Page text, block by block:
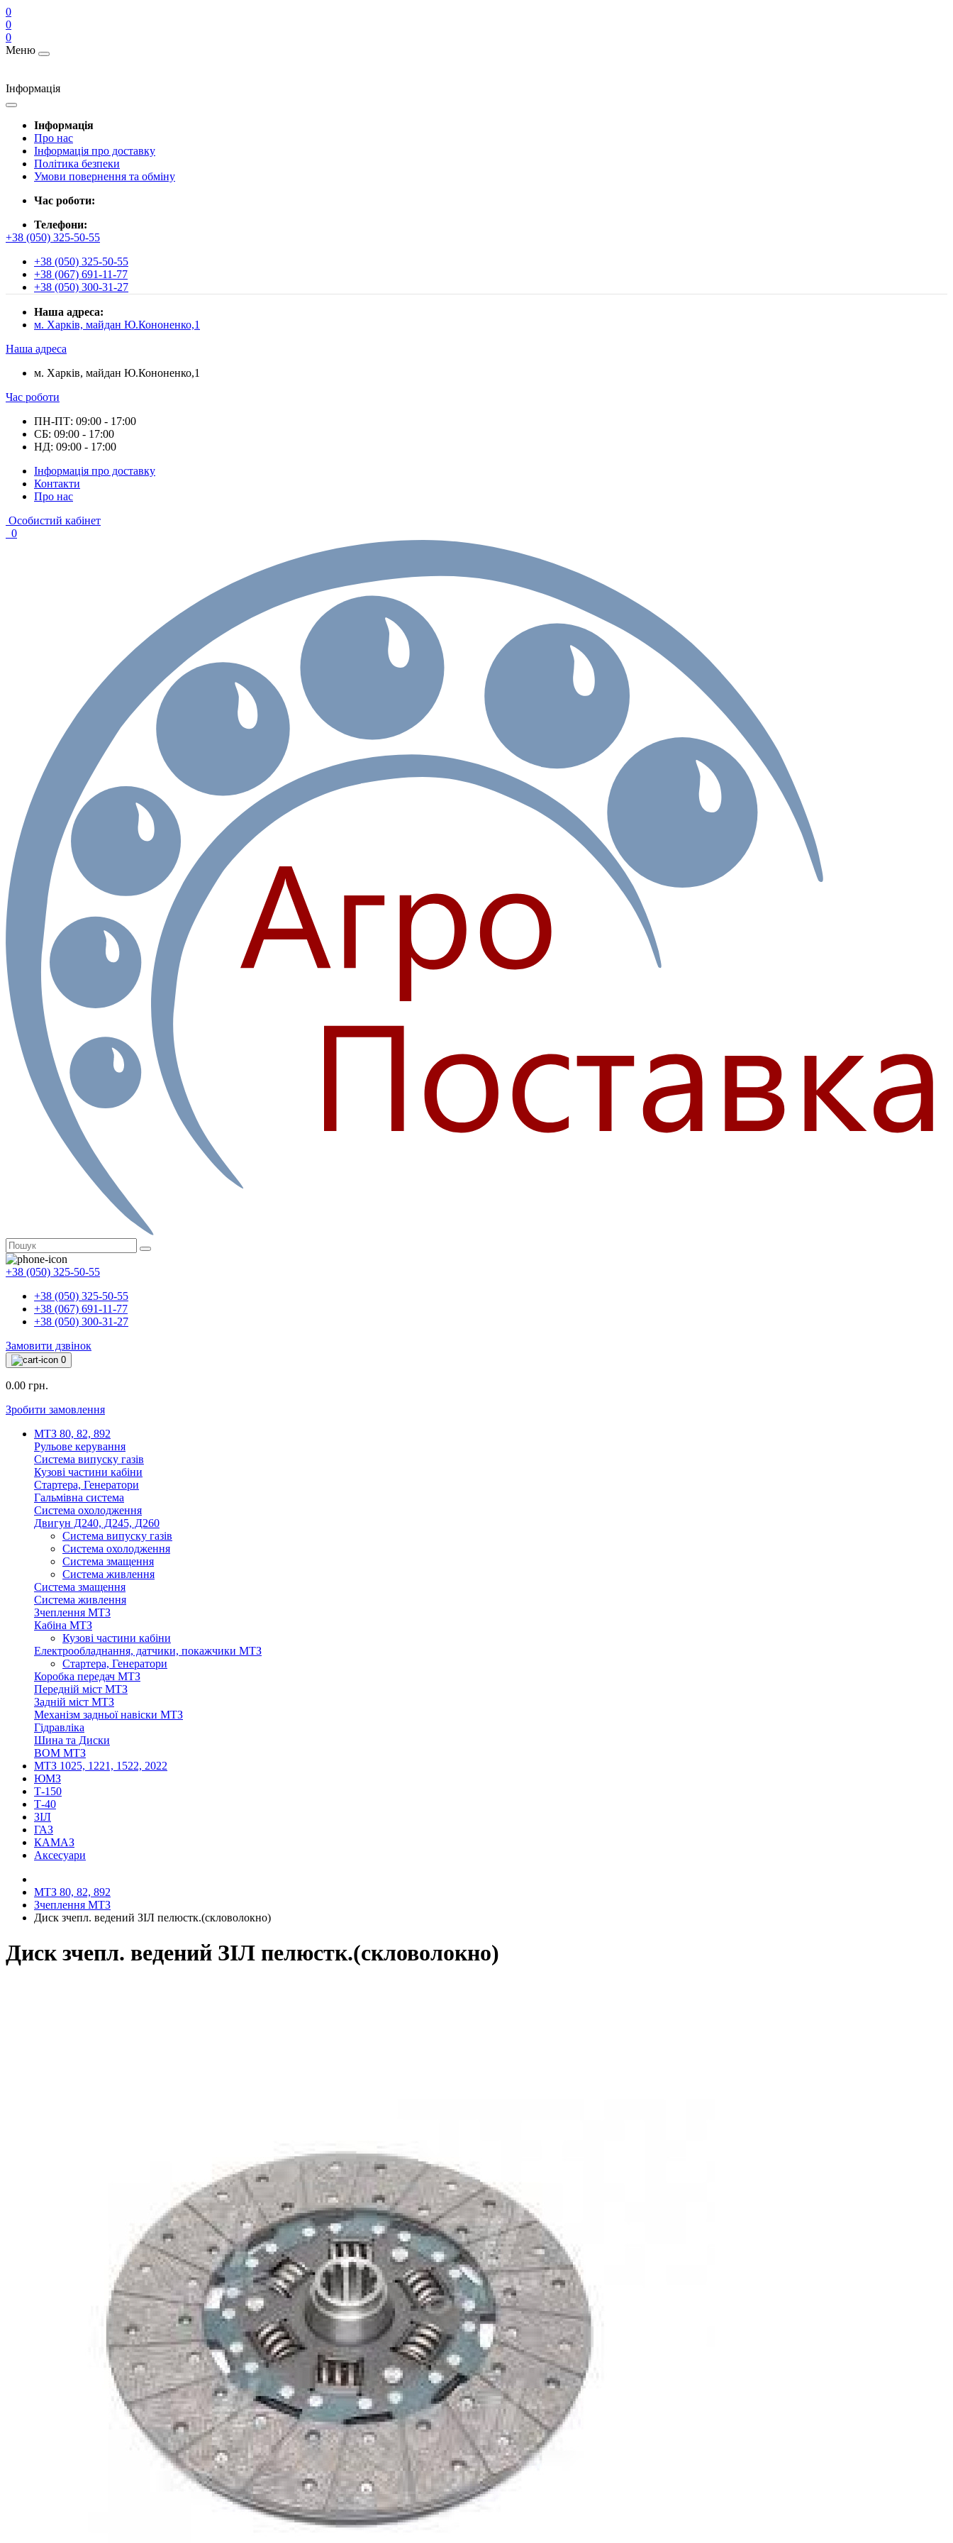
0
0
0
Меню
Інформація
Інформація
Про нас
Інформація про доставку
Політика безпеки
Умови повернення та обміну
Час роботи:
Телефони:
+38 (050) 325-50-55
+38 (050) 325-50-55
+38 (067) 691-11-77
+38 (050) 300-31-27
Наша адреса:
м. Харків, майдан Ю.Кононенко,1
Наша адреса
м. Харків, майдан Ю.Кононенко,1
Час роботи
ПН-ПТ: 09:00 - 17:00
СБ: 09:00 - 17:00
НД: 09:00 - 17:00
Інформація про доставку
Контакти
Про нас
Особистий кабінет
0
+38 (050) 325-50-55
+38 (050) 325-50-55
+38 (067) 691-11-77
+38 (050) 300-31-27
Замовити дзвінок
0
0.00 грн.
Зробити замовлення
МТЗ 80, 82, 892
Рульове керування
Система випуску газів
Кузові частини кабіни
Стартера, Генератори
Гальмівна система
Система охолодження
Двигун Д240, Д245, Д260
Система випуску газів
Система охолодження
Система змащення
Система живлення
Система змащення
Система живлення
Зчеплення МТЗ
Кабіна МТЗ
Кузові частини кабіни
Електрообладнання, датчики, покажчики МТЗ
Стартера, Генератори
Коробка передач МТЗ
Передній міст МТЗ
Задній міст МТЗ
Механізм задньої навіски МТЗ
Гідравліка
Шина та Диски
ВОМ МТЗ
МТЗ 1025, 1221, 1522, 2022
ЮМЗ
Т-150
Т-40
ЗІЛ
ГАЗ
КАМАЗ
Аксесуари
МТЗ 80, 82, 892
Зчеплення МТЗ
Диск зчепл. ведений ЗІЛ пелюстк.(скловолокно)
Диск зчепл. ведений ЗІЛ пелюстк.(скловолокно)